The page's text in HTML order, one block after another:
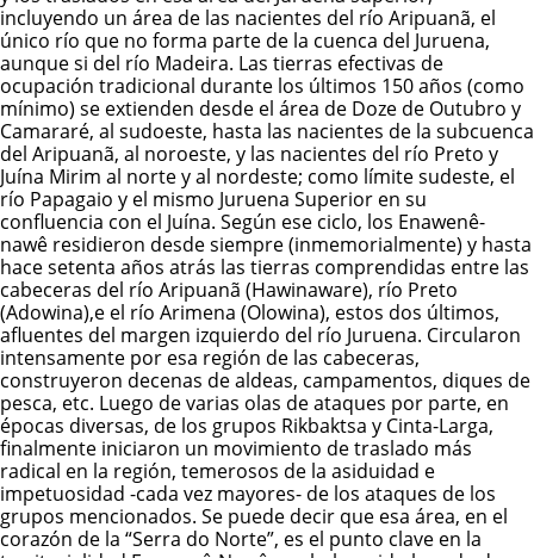
incluyendo un área de las nacientes del río Aripuanã, el
único río que no forma parte de la cuenca del Juruena,
aunque si del río Madeira. Las tierras efectivas de
ocupación tradicional durante los últimos 150 años (como
mínimo) se extienden desde el área de Doze de Outubro y
Camararé, al sudoeste, hasta las nacientes de la subcuenca
del Aripuanã, al noroeste, y las nacientes del río Preto y
Juína Mirim al norte y al nordeste; como límite sudeste, el
río Papagaio y el mismo Juruena Superior en su
confluencia con el Juína. Según ese ciclo, los Enawenê-
nawê residieron desde siempre (inmemorialmente) y hasta
hace setenta años atrás las tierras comprendidas entre las
cabeceras del río Aripuanã (Hawinaware), río Preto
(Adowina),e el río Arimena (Olowina), estos dos últimos,
afluentes del margen izquierdo del río Juruena. Circularon
intensamente por esa región de las cabeceras,
construyeron decenas de aldeas, campamentos, diques de
pesca, etc. Luego de varias olas de ataques por parte, en
épocas diversas, de los grupos Rikbaktsa y Cinta-Larga,
finalmente iniciaron un movimiento de traslado más
radical en la región, temerosos de la asiduidad e
impetuosidad -cada vez mayores- de los ataques de los
grupos mencionados. Se puede decir que esa área, en el
corazón de la “Serra do Norte”, es el punto clave en la